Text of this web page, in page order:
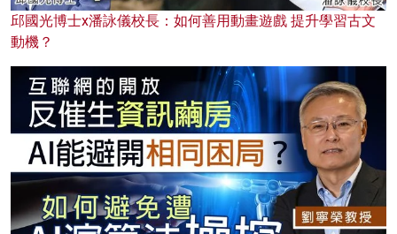
邱國光博士x潘詠儀校長：如何善用動畫遊戲 提升學習古文
動機？